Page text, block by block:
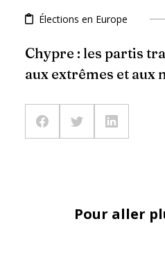
Élections en Europe
Chypre : les partis
aux extrêmes et aux
Pour aller